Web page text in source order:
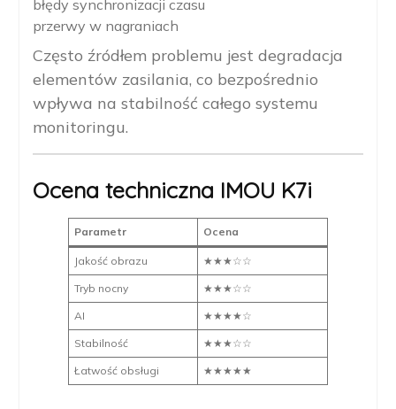
błędy synchronizacji czasu
przerwy w nagraniach
Często źródłem problemu jest degradacja
elementów zasilania, co bezpośrednio
wpływa na stabilność całego systemu
monitoringu.
Ocena techniczna IMOU K7i
Parametr Ocena
Jakość obrazu ★★★☆☆
Tryb nocny ★★★☆☆
AI ★★★★☆
Stabilność ★★★☆☆
Łatwość obsługi ★★★★★